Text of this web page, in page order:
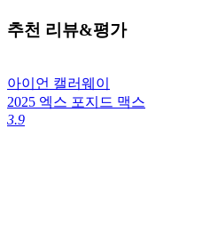
추천 리뷰&평가
아이언 캘러웨이
2025 엑스 포지드 맥스
3.9